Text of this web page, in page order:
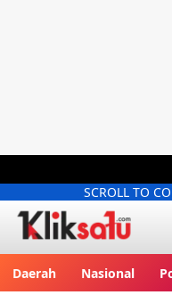
SCROLL TO
Daerah Nasional